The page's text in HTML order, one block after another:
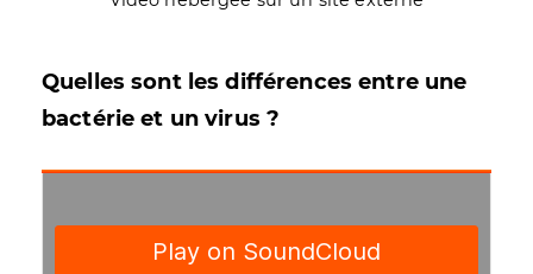
Quelles sont les différences entre une
bactérie et un virus ?